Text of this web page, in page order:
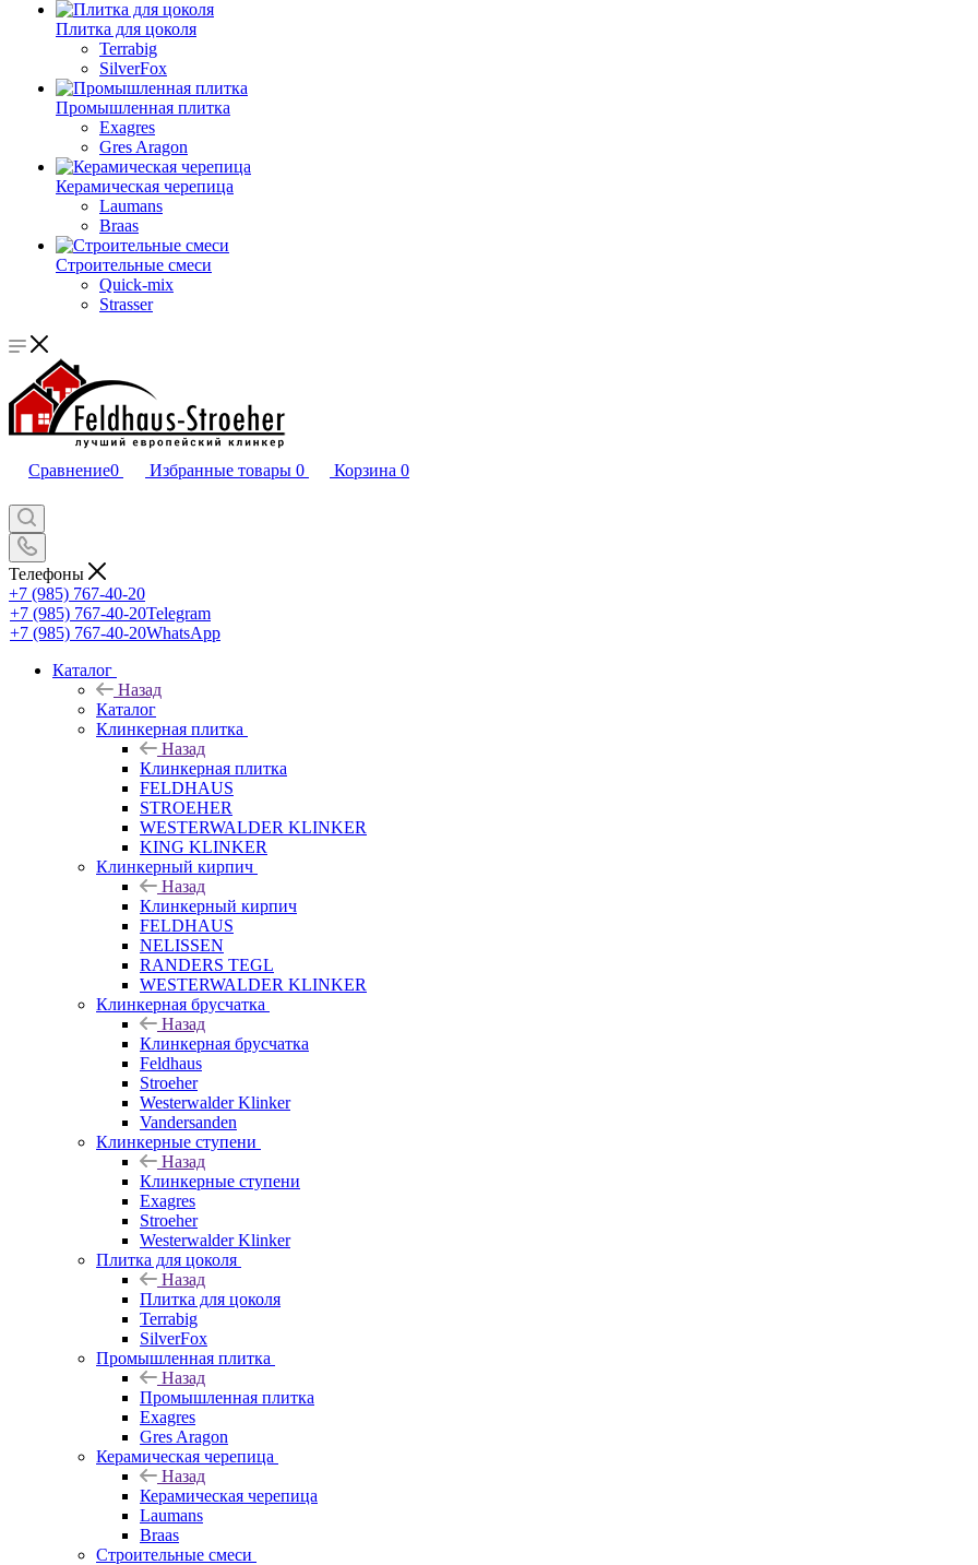
Плитка для цоколя
Terrabig
SilverFox
Промышленная плитка
Exagres
Gres Aragon
Керамическая черепица
Laumans
Braas
Строительные смеси
Quick-mix
Strasser
Сравнение0 Избранные товары 0 Корзина 0
Телефоны
+7 (985) 767-40-20
+7 (985) 767-40-20Telegram
+7 (985) 767-40-20WhatsApp
Каталог
Назад
Каталог
Клинкерная плитка
Назад
Клинкерная плитка
FELDHAUS
STROEHER
WESTERWALDER KLINKER
KING KLINKER
Клинкерный кирпич
Назад
Клинкерный кирпич
FELDHAUS
NELISSEN
RANDERS TEGL
WESTERWALDER KLINKER
Клинкерная брусчатка
Назад
Клинкерная брусчатка
Feldhaus
Stroeher
Westerwalder Klinker
Vandersanden
Клинкерные ступени
Назад
Клинкерные ступени
Exagres
Stroeher
Westerwalder Klinker
Плитка для цоколя
Назад
Плитка для цоколя
Terrabig
SilverFox
Промышленная плитка
Назад
Промышленная плитка
Exagres
Gres Aragon
Керамическая черепица
Назад
Керамическая черепица
Laumans
Braas
Строительные смеси